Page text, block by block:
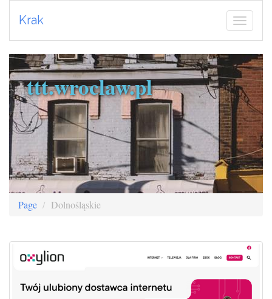
Krak
ttt.wroclaw.pl
Page Dolnośląskie